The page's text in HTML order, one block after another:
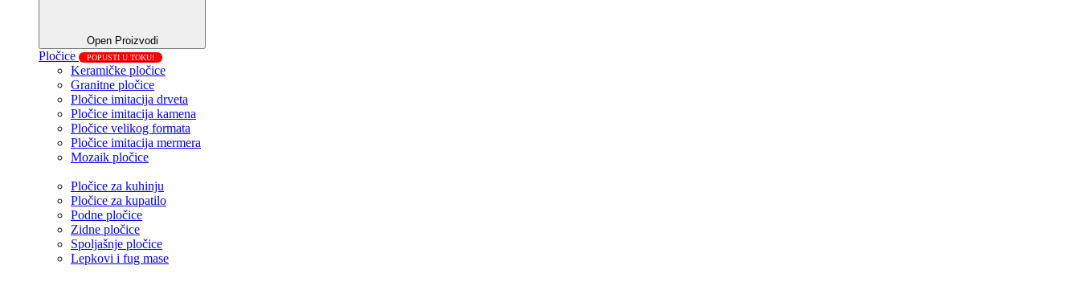
Open Proizvodi
Pločice POPUSTI U TOKU!
Keramičke pločice
Granitne pločice
Pločice imitacija drveta
Pločice imitacija kamena
Pločice velikog formata
Pločice imitacija mermera
Mozaik pločice
Pločice za kuhinju
Pločice za kupatilo
Podne pločice
Zidne pločice
Spoljašnje pločice
Lepkovi i fug mase